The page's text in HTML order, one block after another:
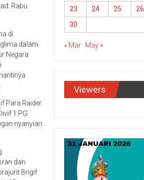
Rabu
di
dalam
Negara
Para Raider
1 PG
nyanyian
dan
Brigif
23
24 25 26
30
« Mar May »
Viewers